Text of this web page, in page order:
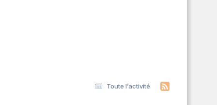
Toute l’activité